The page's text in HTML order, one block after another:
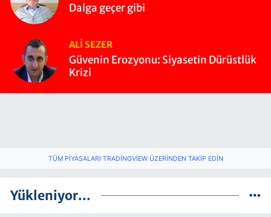
Dalga geçer gibi
ALI SEZER
Güvenin Erozyonu: Siyasetin Dürüstlük
Krizi
TÜM PIYASALARI TRADINGVIEW ÜZERINDEN TAKIP EDIN
Yükleniyor...